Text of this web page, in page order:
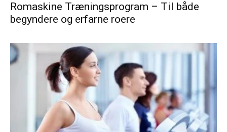
Romaskine Træningsprogram – Til både
begyndere og erfarne roere